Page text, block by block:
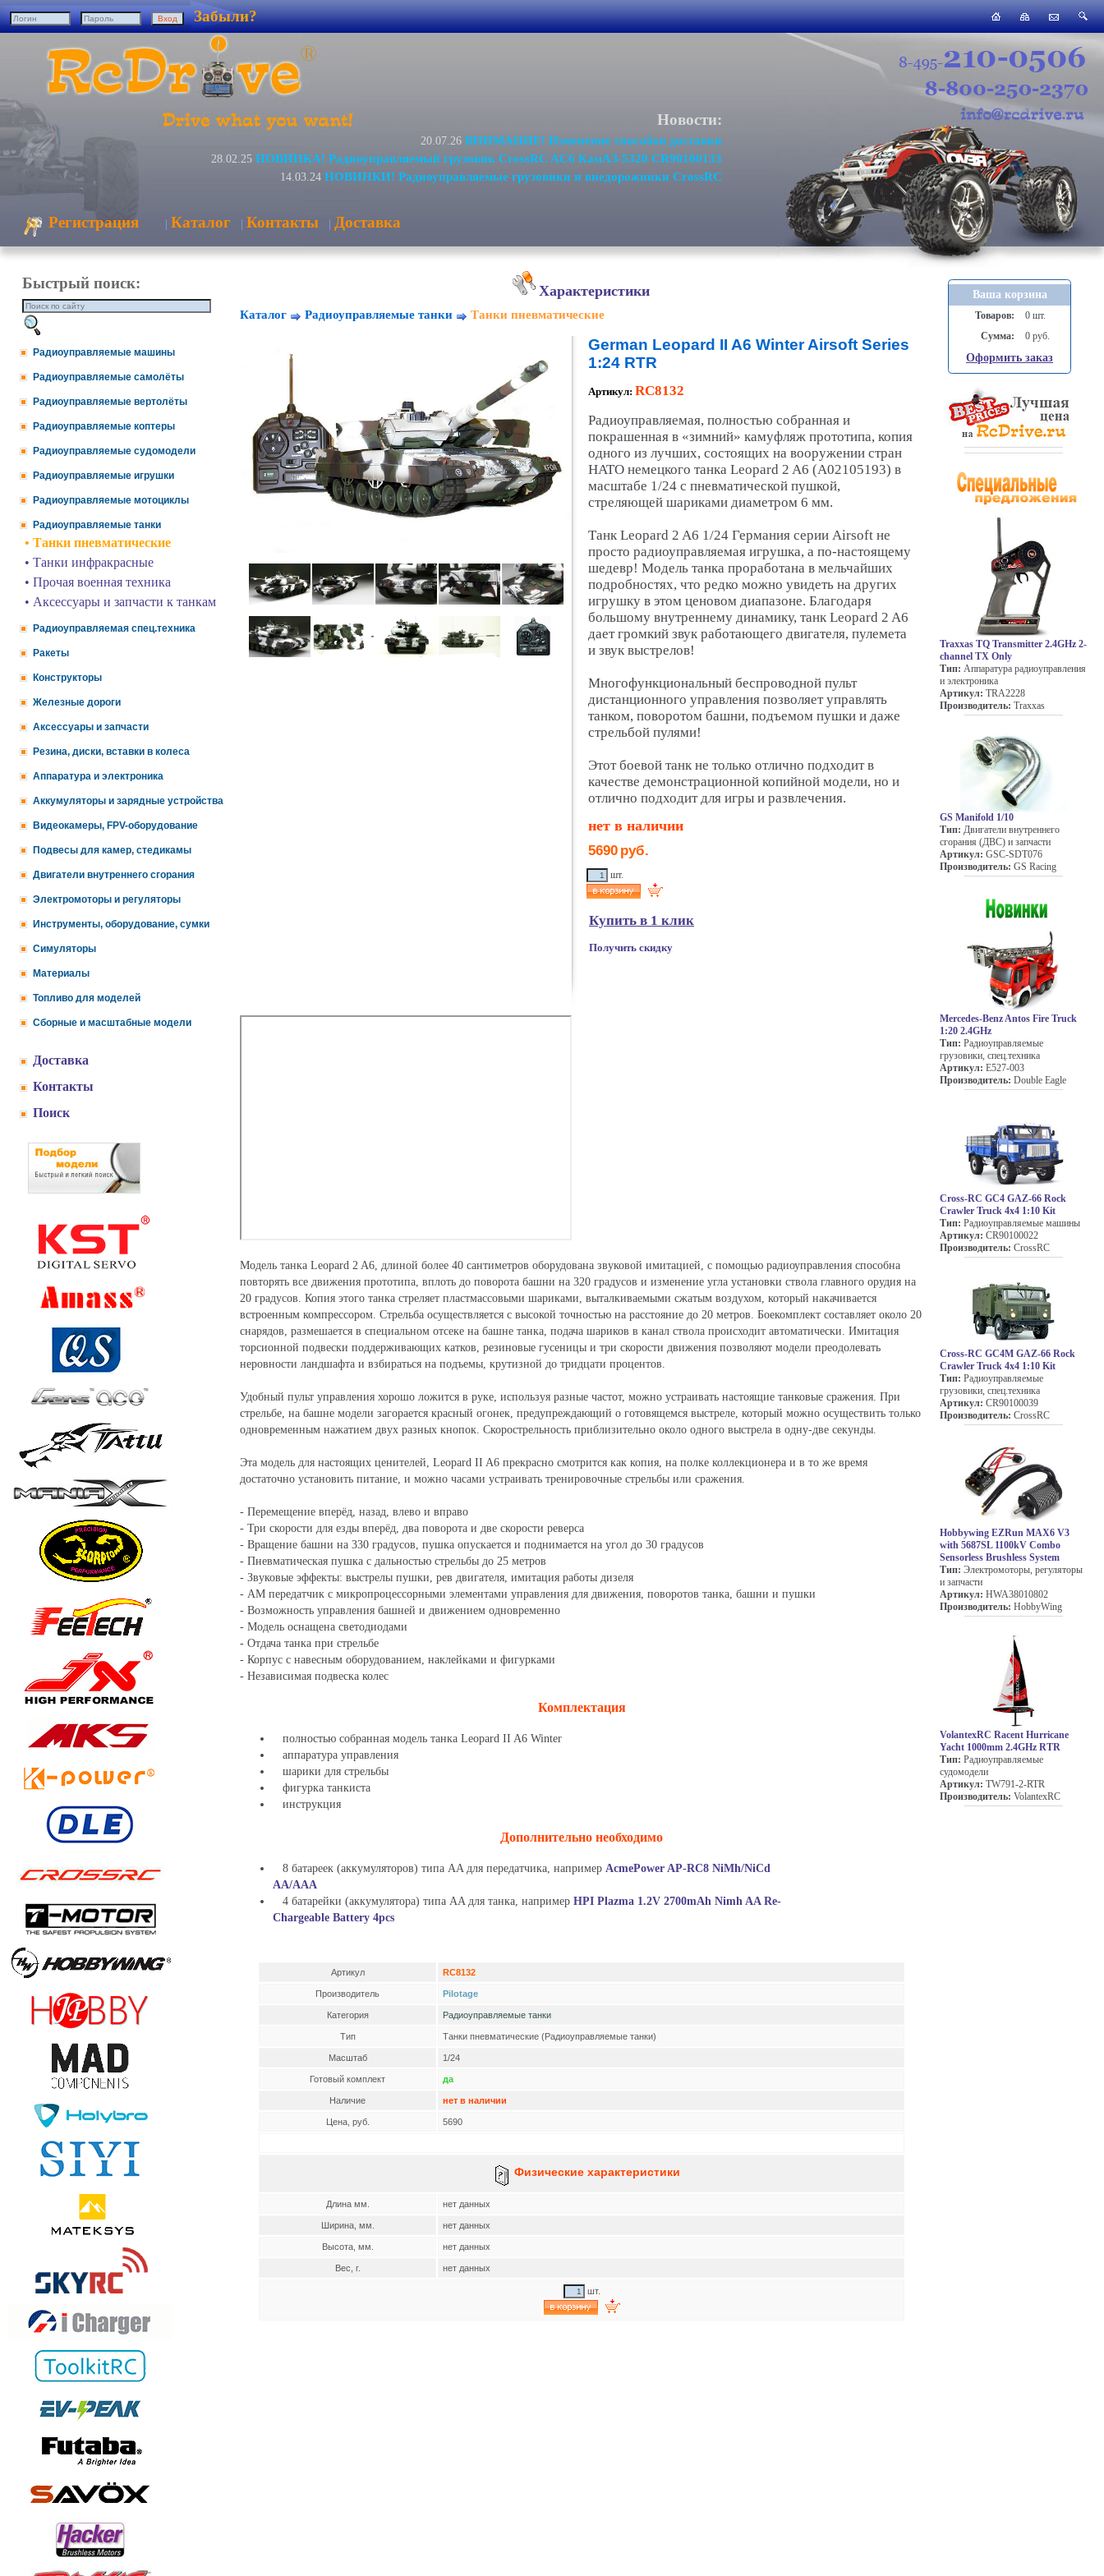
Забыли?
Новости:
20.07.26 ВНИМАНИЕ! Изменение способов доставки
28.02.25 НОВИНКА! Радиоуправляемый грузовик CrossRC AC6 КамАЗ-5320 CR90100133
14.03.24 НОВИНКИ! Радиоуправляемые грузовики и внедорожники CrossRC
Регистрация | Каталог | Контакты | Доставка
Быстрый поиск:
Радиоуправляемые машины
Радиоуправляемые самолёты
Радиоуправляемые вертолёты
Радиоуправляемые коптеры
Радиоуправляемые судомодели
Радиоуправляемые игрушки
Радиоуправляемые мотоциклы
Радиоуправляемые танки
• Танки пневматические
• Танки инфракрасные
• Прочая военная техника
• Аксессуары и запчасти к танкам
Радиоуправляемая спец.техника
Ракеты
Конструкторы
Железные дороги
Аксессуары и запчасти
Резина, диски, вставки в колеса
Аппаратура и электроника
Аккумуляторы и зарядные устройства
Видеокамеры, FPV-оборудование
Подвесы для камер, стедикамы
Двигатели внутреннего сгорания
Электромоторы и регуляторы
Инструменты, оборудование, сумки
Симуляторы
Материалы
Топливо для моделей
Сборные и масштабные модели
Доставка
Контакты
Поиск
Характеристики
Каталог Радиоуправляемые танки Танки пневматические
German Leopard II A6 Winter Airsoft Series
1:24 RTR
Артикул: RC8132
Радиоуправляемая, полностью собранная и
покрашенная в «зимний» камуфляж прототипа, копия
одного из лучших, состоящих на вооружении стран
НАТО немецкого танка Leopard 2 A6 (A02105193) в
масштабе 1/24 с пневматической пушкой,
стреляющей шариками диаметром 6 мм.
Танк Leopard 2 A6 1/24 Германия серии Airsoft не
просто радиоуправляемая игрушка, а по-настоящему
шедевр! Модель танка проработана в мельчайших
подробностях, что редко можно увидеть на других
игрушку в этом ценовом диапазоне. Благодаря
большому внутреннему динамику, танк Leopard 2 A6
дает громкий звук работающего двигателя, пулемета
и звук выстрелов!
Многофункциональный беспроводной пульт
дистанционного управления позволяет управлять
танком, поворотом башни, подъемом пушки и даже
стрельбой пулями!
Этот боевой танк не только отлично подходит в
качестве демонстрационной копийной модели, но и
отлично подходит для игры и развлечения.
нет в наличии
5690 руб.
шт.
Купить в 1 клик
Получить скидку
Модель танка Leopard 2 A6, длиной более 40 сантиметров оборудована звуковой имитацией, с помощью радиоуправления способна
повторять все движения прототипа, вплоть до поворота башни на 320 градусов и изменение угла установки ствола главного орудия на
20 градусов. Копия этого танка стреляет пластмассовыми шариками, выталкиваемыми сжатым воздухом, который накачивается
встроенным компрессором. Стрельба осуществляется с высокой точностью на расстояние до 20 метров. Боекомплект составляет около 20
снарядов, размешается в специальном отсеке на башне танка, подача шариков в канал ствола происходит автоматически. Имитация
торсионной подвески поддерживающих катков, резиновые гусеницы и три скорости движения позволяют модели преодолевать
неровности ландшафта и взбираться на подъемы, крутизной до тридцати процентов.
Удобный пульт управления хорошо ложится в руке, используя разные частот, можно устраивать настоящие танковые сражения. При
стрельбе, на башне модели загорается красный огонек, предупреждающий о готовящемся выстреле, который можно осуществить только
одновременным нажатием двух разных кнопок. Скорострельность приблизительно около одного выстрела в одну-две секунды.
Эта модель для настоящих ценителей, Leopard II A6 прекрасно смотрится как копия, на полке коллекционера и в то же время
достаточно установить питание, и можно часами устраивать тренировочные стрельбы или сражения.
- Перемещение вперёд, назад, влево и вправо
- Три скорости для езды вперёд, два поворота и две скорости реверса
- Вращение башни на 330 градусов, пушка опускается и поднимается на угол до 30 градусов
- Пневматическая пушка с дальностью стрельбы до 25 метров
- Звуковые эффекты: выстрелы пушки, рев двигателя, имитация работы дизеля
- AM передатчик с микропроцессорными элементами управления для движения, поворотов танка, башни и пушки
- Возможность управления башней и движением одновременно
- Модель оснащена светодиодами
- Отдача танка при стрельбе
- Корпус с навесным оборудованием, наклейками и фигурками
- Независимая подвеска колес
Комплектация
полностью собранная модель танка Leopard II A6 Winter
аппаратура управления
шарики для стрельбы
фигурка танкиста
инструкция
Дополнительно необходимо
8 батареек (аккумуляторов) типа AA для передатчика, например AcmePower AP-RC8 NiMh/NiCd
AA/AAA
4 батарейки (аккумулятора) типа AA для танка, например HPI Plazma 1.2V 2700mAh Nimh AA Re-
Chargeable Battery 4pcs
Артикул RC8132
Производитель Pilotage
Категория Радиоуправляемые танки
Тип Танки пневматические (Радиоуправляемые танки)
Масштаб 1/24
Готовый комплект да
Наличие нет в наличии
Цена, руб. 5690
Физические характеристики
Длина мм. нет данных
Ширина, мм. нет данных
Высота, мм. нет данных
Вес, г. нет данных
шт.
Ваша корзина
Товаров:
0 шт.
Сумма:
0 руб.
Оформить заказ
Traxxas TQ Transmitter 2.4GHz 2-
channel TX Only
Тип: Аппаратура радиоуправления
и электроника
Артикул: TRA2228
Производитель: Traxxas
GS Manifold 1/10
Тип: Двигатели внутреннего
сгорания (ДВС) и запчасти
Артикул: GSC-SDT076
Производитель: GS Racing
Mercedes-Benz Antos Fire Truck
1:20 2.4GHz
Тип: Радиоуправляемые
грузовики, спец.техника
Артикул: E527-003
Производитель: Double Eagle
Cross-RC GC4 GAZ-66 Rock
Crawler Truck 4x4 1:10 Kit
Тип: Радиоуправляемые машины
Артикул: CR90100022
Производитель: CrossRC
Cross-RC GC4M GAZ-66 Rock
Crawler Truck 4x4 1:10 Kit
Тип: Радиоуправляемые
грузовики, спец.техника
Артикул: CR90100039
Производитель: CrossRC
Hobbywing EZRun MAX6 V3
with 5687SL 1100kV Combo
Sensorless Brushless System
Тип: Электромоторы, регуляторы
и запчасти
Артикул: HWA38010802
Производитель: HobbyWing
VolantexRC Racent Hurricane
Yacht 1000mm 2.4GHz RTR
Тип: Радиоуправляемые
судомодели
Артикул: TW791-2-RTR
Производитель: VolantexRC